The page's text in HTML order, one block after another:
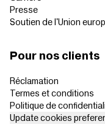
Presse
Soutien de l'Union
Pour nos clients
Réclamation
Termes et conditions
Politique de
Update cookies